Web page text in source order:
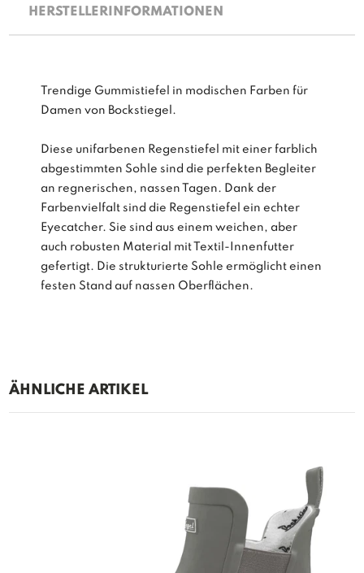
HERSTELLERINFORMATIONEN
Trendige Gummistiefel in modischen Farben für
Damen von Bockstiegel.
Diese unifarbenen Regenstiefel mit einer farblich
abgestimmten Sohle sind die perfekten Begleiter
an regnerischen, nassen Tagen. Dank der
Farbenvielfalt sind die Regenstiefel ein echter
Eyecatcher. Sie sind aus einem weichen, aber
auch robusten Material mit Textil-Innenfutter
gefertigt. Die strukturierte Sohle ermöglicht einen
festen Stand auf nassen Oberflächen.
ÄHNLICHE ARTIKEL